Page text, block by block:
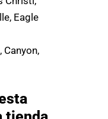
Eagle
Canyon,